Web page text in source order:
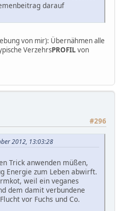
darauf
von mir): Übernähmen alle
VerzehrsPROFIL von
#296
2012, 13:03:28
Trick anwenden müßen,
Energie zum Leben abwirft.
weil ein veganes
dem damit verbundene
vor Fuchs und Co.